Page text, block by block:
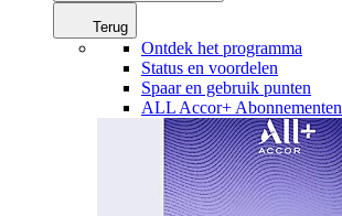
Terug
Ontdek het programma
Status en voordelen
Spaar en gebruik punten
ALL Accor+ Abonnementen